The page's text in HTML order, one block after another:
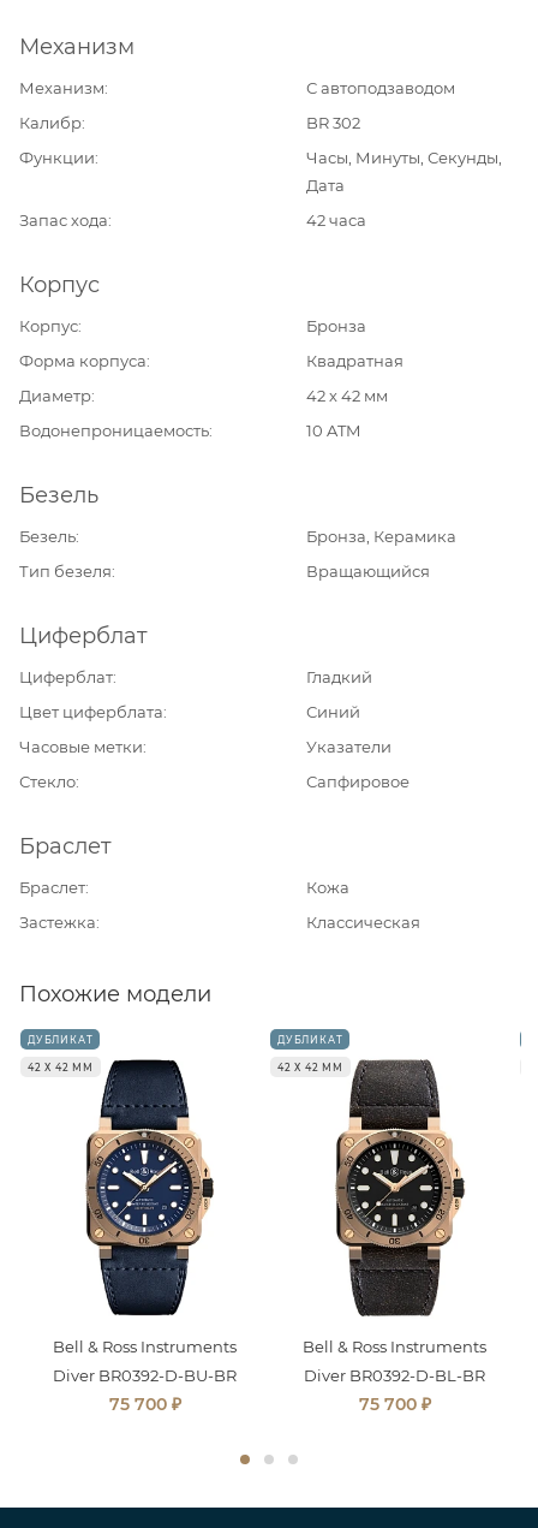
Механизм
Механизм
С автоподзаводом
Калибр
BR 302
Функции
Часы, Минуты, Секунды,
Дата
Запас хода
42 часа
Корпус
Корпус
Бронза
Форма корпуса
Квадратная
Диаметр
42 х 42 мм
Водонепроницаемость
10 ATM
Безель
Безель
Бронза, Керамика
Тип безеля
Вращающийся
Циферблат
Циферблат
Гладкий
Цвет циферблата
Синий
Часовые метки
Указатели
Стекло
Сапфировое
Браслет
Браслет
Кожа
Застежка
Классическая
Похожие модели
ДУБЛИКАТ
42 Х 42 ММ
Bell & Ross Instruments
Diver BR0392-D-BU-BR
75 700 ₽
ДУБЛИКАТ
42 Х 42 ММ
Bell & Ross Instruments
Diver BR0392-D-BL-BR
75 700 ₽